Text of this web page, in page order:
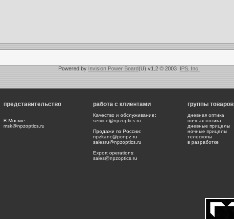
Powered by Invision Power Board(U) v1.2 © 2003 IPS, Inc.
представительство
В Москве:
msk@npzoptics.ru
работа с клиентами
Качество и обслуживание:
service@npzoptics.ru
Продажи по России:
npzkanc@ponpz.ru
salesru@npzoptics.ru
Export operations:
sales@npzoptics.ru
группы товаров
дневная оптика
ночная оптика
дневные прицелы
ночные прицелы
телескопы
в разработке